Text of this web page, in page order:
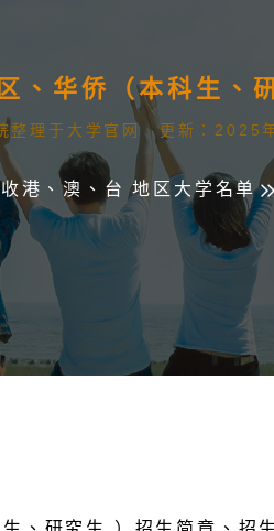
、华侨（本科生、
整理于大学官网 更新：2025
港、澳、台 地区大学名单